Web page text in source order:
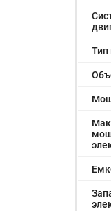
Тип